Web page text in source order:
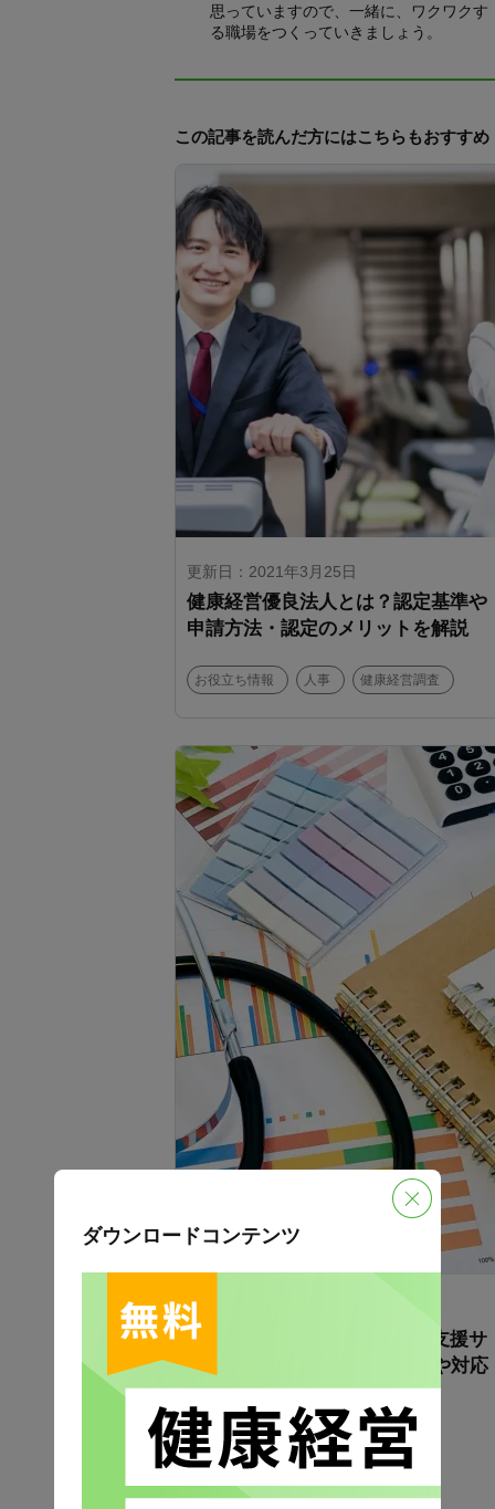
思っていますので、一緒に、ワクワクす
る職場をつくっていきましょう。
この記事を読んだ方にはこちらもおすすめ
更新日：2021年3月25日
健康経営優良法人とは？認定基準や
申請方法・認定のメリットを解説
お役立ち情報 人事 健康経営調査
更新日：2025年1月24日
企業向けのおすすめ健康経営支援サ
ービス15選！それぞれの特徴や対応
業務を徹底比較
人事 健康経営 健康経営調査
ダウンロードコンテンツ